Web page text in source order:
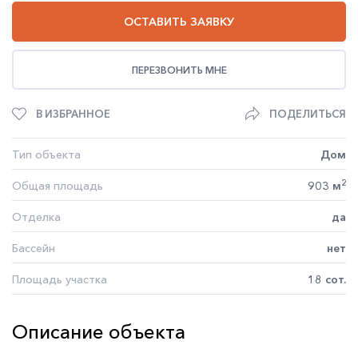
ОСТАВИТЬ ЗАЯВКУ
ПЕРЕЗВОНИТЬ МНЕ
В ИЗБРАННОЕ ПОДЕЛИТЬСЯ
Тип объекта Дом
Общая площадь 903 м2
Отделка да
Бассейн нет
Площадь участка 18 сот.
Описание объекта